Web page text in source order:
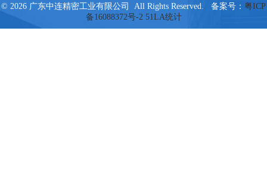
© 2026 广东中连精密工业有限公司 All Rights Reserved. 备案号： 粤ICP
备16088372号-2 51LA统计